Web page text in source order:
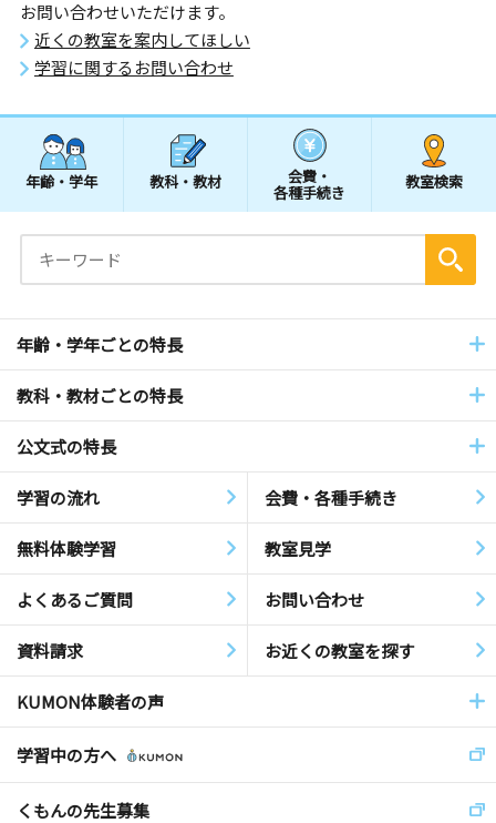
お問い合わせいただけます。
近くの教室を案内してほしい
学習に関するお問い合わせ
年齢・学年 教科・教材 会費・
各種手続き
教室検索
年齢・学年ごとの特長
教科・教材ごとの特長
公文式の特長
学習の流れ 会費・各種手続き
無料体験学習 教室見学
よくあるご質問 お問い合わせ
資料請求 お近くの教室を探す
KUMON体験者の声
学習中の方へ
くもんの先生募集